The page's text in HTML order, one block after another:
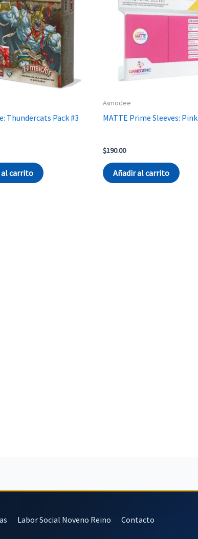
Thundercats Pack #3
al carrito
Asmodee
MATTE Prime Sleeves: Pink
$190.00
Añadir al carrito
Labor Social Noveno Reino Contacto